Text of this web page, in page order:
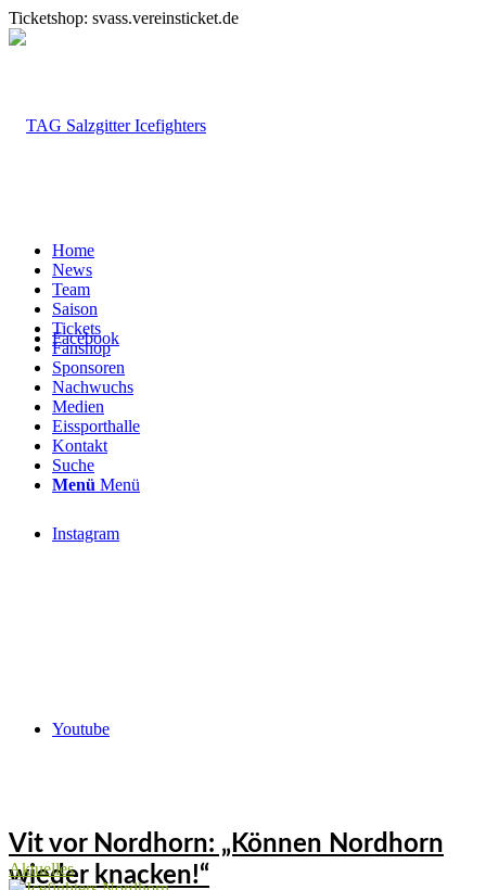
Ticketshop: svass.vereinsticket.de
Facebook
Instagram
Youtube
Home
News
Team
Saison
Tickets
Fanshop
Sponsoren
Nachwuchs
Medien
Eissporthalle
Kontakt
Suche
Menü Menü
Vit vor Nordhorn: „Können Nordhorn
wieder knacken!“
Aktuelles